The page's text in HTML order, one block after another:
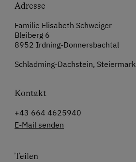
Adresse
Familie Elisabeth Schweiger
Bleiberg 6
8952 Irdning-Donnersbachtal
Schladming-Dachstein, Steiermark
Kontakt
+43 664 4625940
E-Mail senden
Teilen